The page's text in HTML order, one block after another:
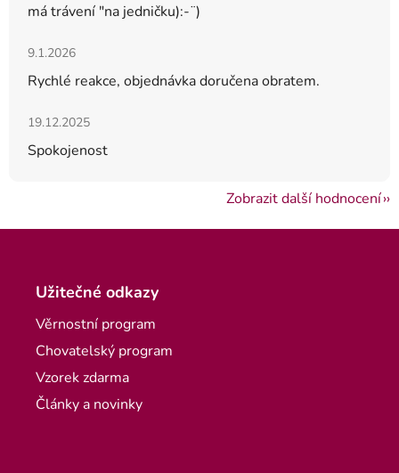
má trávení "na jedničku):-¨)
Hodnocení obchodu je 5 z 5 hvězdiček.
9.1.2026
Rychlé reakce, objednávka doručena obratem.
Hodnocení obchodu je 5 z 5 hvězdiček.
19.12.2025
Spokojenost
Zobrazit další hodnocení
Užitečné odkazy
Věrnostní program
Chovatelský program
Vzorek zdarma
Články a novinky